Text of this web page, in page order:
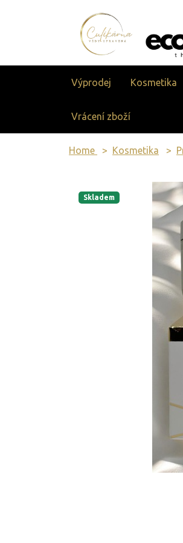
Výprodej Kosmetika
Vrácení zboží
Home Kosmetika
Skladem